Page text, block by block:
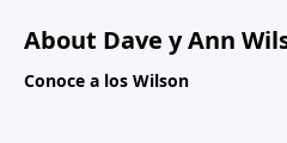
About Dave y Ann
Conoce a los Wilson